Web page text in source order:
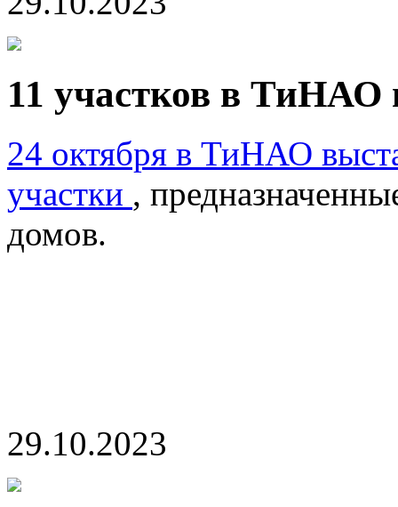
11 участков в ТиНАО
24 октября в ТиНАО
участки ,
домов.
29.10.2023